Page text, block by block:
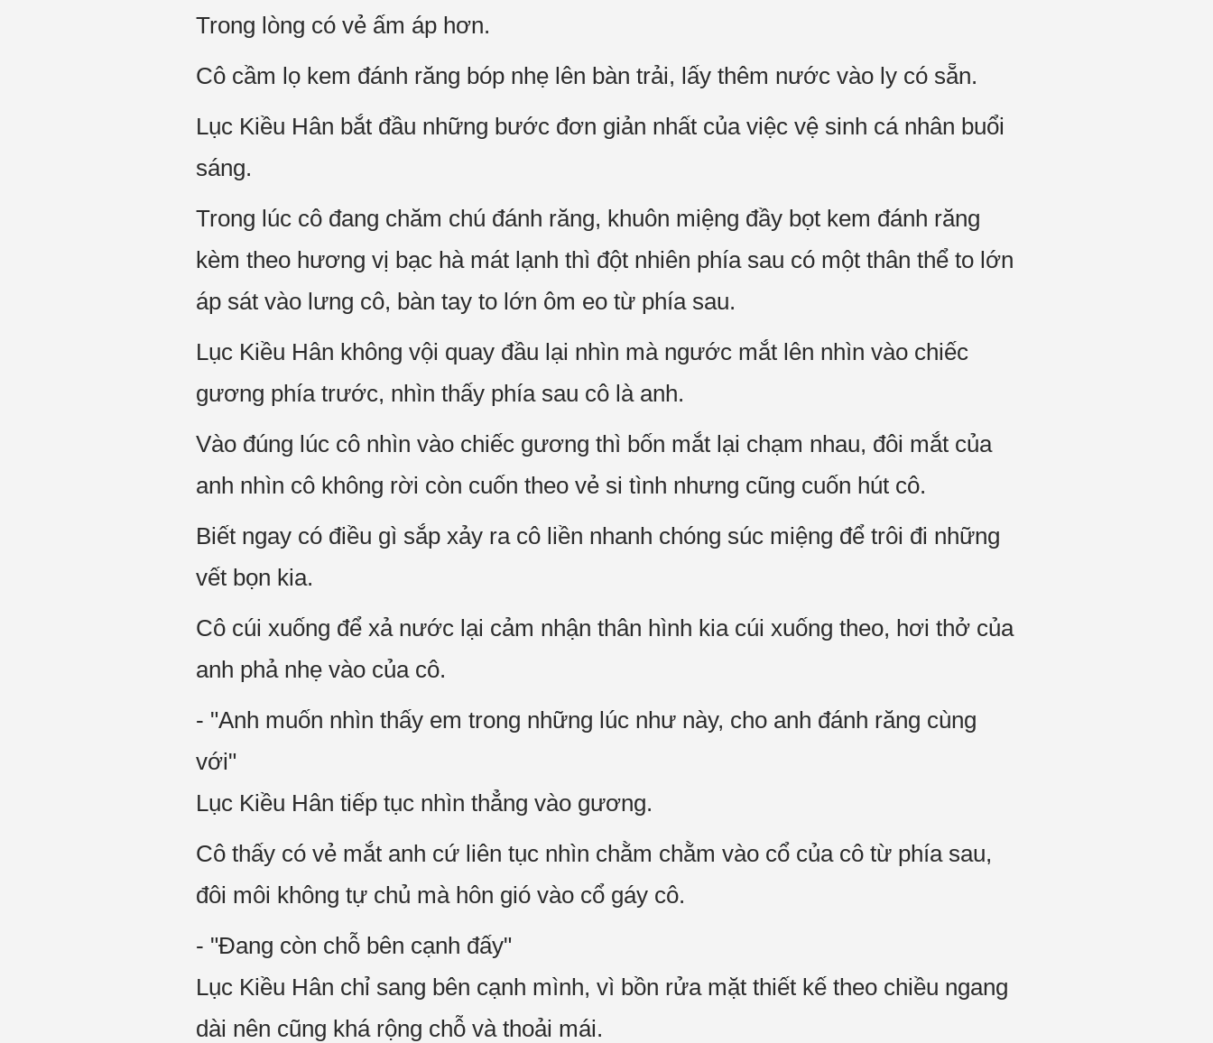
Trong lòng có vẻ ấm áp hơn.
Cô cầm lọ kem đánh răng bóp nhẹ lên bàn trải, lấy thêm nước vào ly có sẵn.
Lục Kiều Hân bắt đầu những bước đơn giản nhất của việc vệ sinh cá nhân buổi
sáng.
Trong lúc cô đang chăm chú đánh răng, khuôn miệng đầy bọt kem đánh răng
kèm theo hương vị bạc hà mát lạnh thì đột nhiên phía sau có một thân thể to lớn
áp sát vào lưng cô, bàn tay to lớn ôm eo từ phía sau.
Lục Kiều Hân không vội quay đầu lại nhìn mà ngước mắt lên nhìn vào chiếc
gương phía trước, nhìn thấy phía sau cô là anh.
Vào đúng lúc cô nhìn vào chiếc gương thì bốn mắt lại chạm nhau, đôi mắt của
anh nhìn cô không rời còn cuốn theo vẻ si tình nhưng cũng cuốn hút cô.
Biết ngay có điều gì sắp xảy ra cô liền nhanh chóng súc miệng để trôi đi những
vết bọn kia.
Cô cúi xuống để xả nước lại cảm nhận thân hình kia cúi xuống theo, hơi thở của
anh phả nhẹ vào của cô.
- "Anh muốn nhìn thấy em trong những lúc như này, cho anh đánh răng cùng
với"
Lục Kiều Hân tiếp tục nhìn thẳng vào gương.
Cô thấy có vẻ mắt anh cứ liên tục nhìn chằm chằm vào cổ của cô từ phía sau,
đôi môi không tự chủ mà hôn gió vào cổ gáy cô.
- "Đang còn chỗ bên cạnh đấy"
Lục Kiều Hân chỉ sang bên cạnh mình, vì bồn rửa mặt thiết kế theo chiều ngang
dài nên cũng khá rộng chỗ và thoải mái.